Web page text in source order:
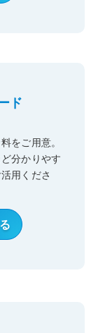
ド
をご用意。
分かりやす
用くださ